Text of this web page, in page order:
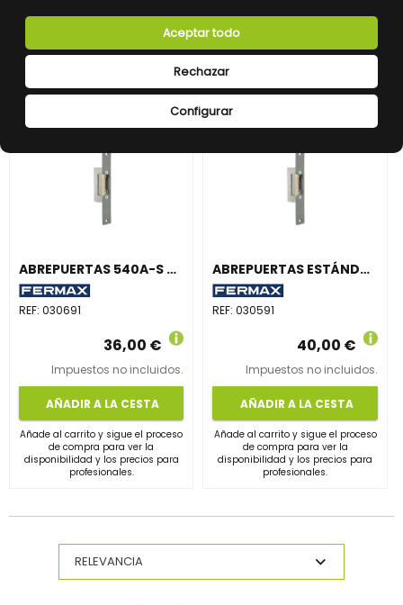
Configurar
Rechazar
Aceptar todo
Añade al carrito y sigue el proceso
disponibilidad y los precios para
profesionales.
Añade al carrito y sigue el proceso
disponibilidad y los precios para
profesionales.
ABREPUERTAS 540A-S MAX
REF: 030691
36,00 €
Impuestos no incluidos.
AÑADIR A LA CESTA
Añade al carrito y sigue el proceso
de compra para ver la
disponibilidad y los precios para
profesionales.
ABREPUERTAS ESTÁNDAR 540ND-412-S MAX
REF:030591
40,00 €
Impuestos no incluidos.
AÑADIR A LA CESTA
Añade al carrito y sigue el proceso
de compra para ver la
disponibilidad y los precios para
profesionales.